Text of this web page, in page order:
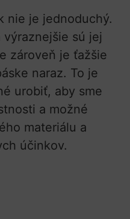
nie je jednoduchý.
sú jej
zároveň je ťažšie
naraz. To je
urobiť, aby sme
a možné
materiálu a
účinkov.